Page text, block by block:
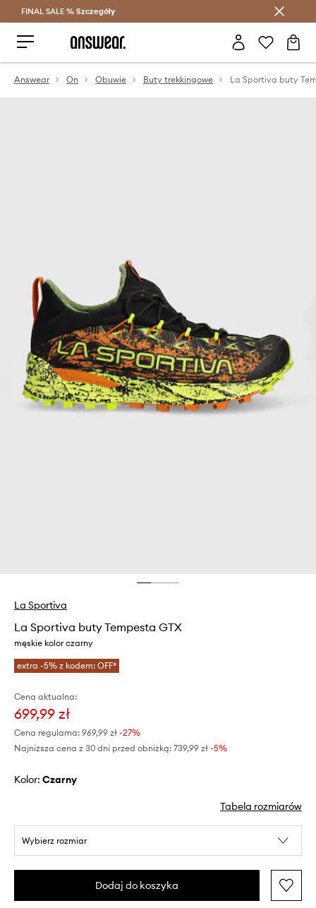
Oszczędzaj z Answear Club >
FINAL SALE % Szczegóły
Answear On Obuwie Buty trekkingowe La Sportiva buty
La Sportiva
La Sportiva buty Tempesta GTX
męskie kolor czarny
extra -5% z kodem: OFF*
Cena aktualna:
699,99 zł
Cena regularna: 969,99 zł -27%
Najniższa cena z 30 dni przed obniżką: 739,99 zł -5%
Kolor: czarny
Tabela rozmiarów
Wybierz rozmiar
Dodaj do koszyka